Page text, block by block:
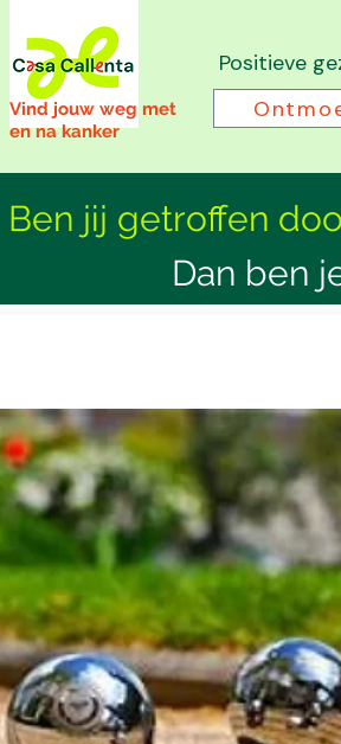
Positieve
Vind jouw weg met
en na kanker
Ben jij getroffen
Dan ben